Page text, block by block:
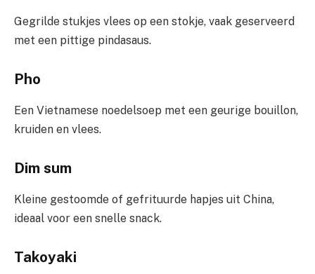
Gegrilde stukjes vlees op een stokje, vaak geserveerd
met een pittige pindasaus.
Pho
Een Vietnamese noedelsoep met een geurige bouillon,
kruiden en vlees.
Dim sum
Kleine gestoomde of gefrituurde hapjes uit China,
ideaal voor een snelle snack.
Takoyaki